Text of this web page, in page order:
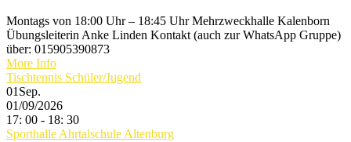
Montags von 18:00 Uhr – 18:45 Uhr Mehrzweckhalle Kalenborn
Übungsleiterin Anke Linden Kontakt (auch zur WhatsApp Gruppe)
über: 015905390873
More Info
Tischtennis Schüler/Jugend
01 Sep.
01/09/2026
17: 00 - 18: 30
Sporthalle Ahrtalschule Altenburg